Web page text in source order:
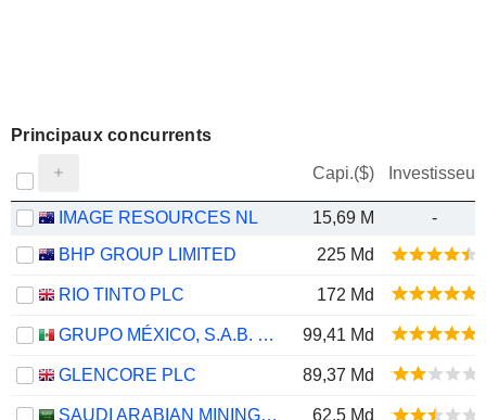
Principaux concurrents
Capi.($) Investisseur
IMAGE RESOURCES NL 15,69 M
-
BHP GROUP LIMITED
225 Md
RIO TINTO PLC 172 Md
GRUPO MÉXICO, S.A.B. DE C.V. 99,41 Md
GLENCORE PLC 89,37 Md
SAUDI ARABIAN MINING COMPANY (MAADEN) 62,5 Md